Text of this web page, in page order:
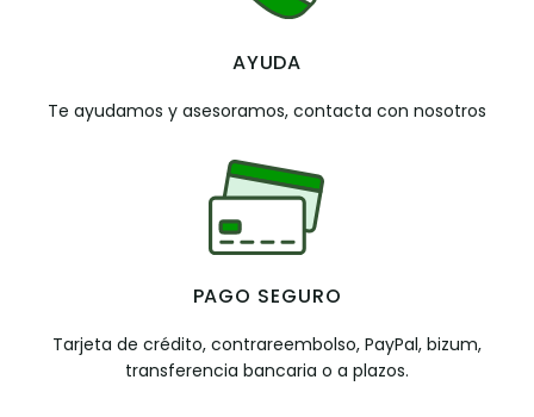
AYUDA
Te ayudamos y asesoramos, contacta con nosotros
PAGO SEGURO
Tarjeta de crédito, contrareembolso, PayPal, bizum,
transferencia bancaria o a plazos.